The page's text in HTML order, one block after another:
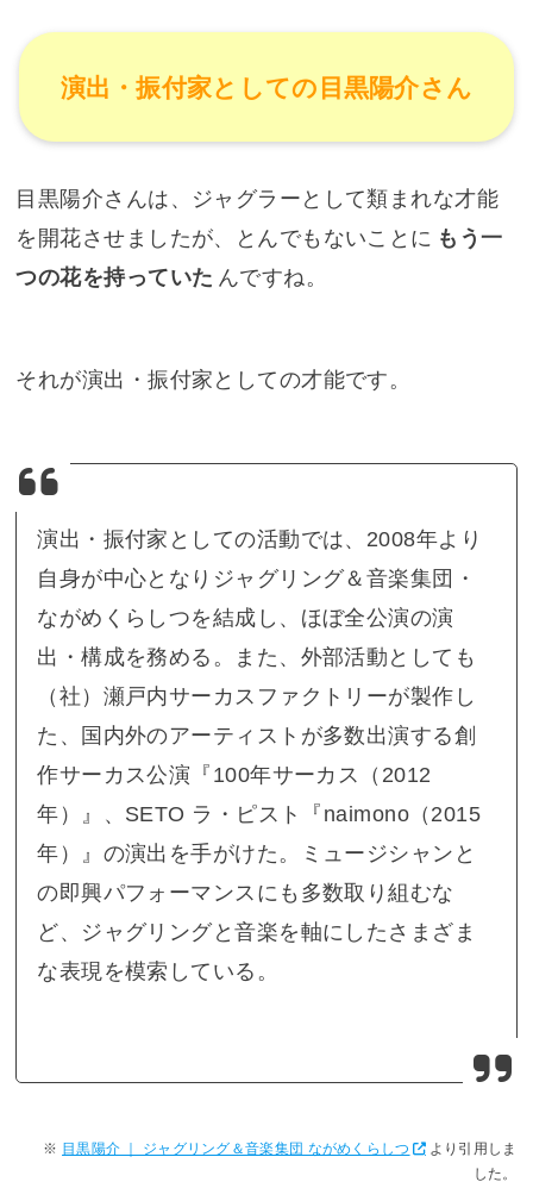
演出・振付家としての目黒陽介さん
目黒陽介さんは、ジャグラーとして類まれな才能
を開花させましたが、とんでもないことに もう一
つの花を持っていた んですね。
それが演出・振付家としての才能です。
演出・振付家としての活動では、2008年より
自身が中心となりジャグリング＆音楽集団・
ながめくらしつを結成し、ほぼ全公演の演
出・構成を務める。また、外部活動としても
（社）瀬戸内サーカスファクトリーが製作し
た、国内外のアーティストが多数出演する創
作サーカス公演『100年サーカス（2012
年）』、SETO ラ・ピスト『naimono（2015
年）』の演出を手がけた。ミュージシャンと
の即興パフォーマンスにも多数取り組むな
ど、ジャグリングと音楽を軸にしたさまざま
な表現を模索している。
目黒陽介 ｜ ジャグリング＆音楽集団 ながめくらしつ
より引用しま
した。